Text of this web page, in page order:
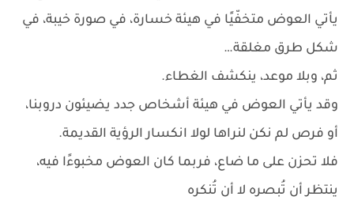
يأتي العوض متخفّيًا في هيئة خسارة، في صورة خيبة، في
شكل طرق مغلقة…
ثم، وبلا موعد، ينكشف الغطاء.
وقد يأتي العوض في هيئة أشخاص جدد يضيئون دروبنا،
أو فرص لم نكن لنراها لولا انكسار الرؤية القديمة.
فلا تحزن على ما ضاع، فربما كان العوض مخبوءًا فيه،
ينتظر أن تُبصره لا أن تُنكره